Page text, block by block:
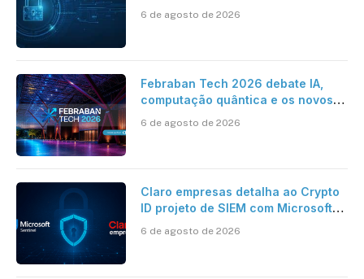
da HST e Diazero
6 de agosto de 2026
Febraban Tech 2026 debate IA,
computação quântica e os novos
desafios da tecnologia bancária
6 de agosto de 2026
Claro empresas detalha ao Crypto
ID projeto de SIEM com Microsoft
automatizada
6 de agosto de 2026